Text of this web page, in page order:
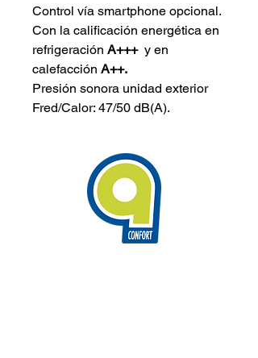
Control vía smartphone opcional.
Con la calificación energética en
refrigeración A+++y en
calefacción A++.
Presión sonora unidad exterior
Fred/Calor: 47/50 dB(A).